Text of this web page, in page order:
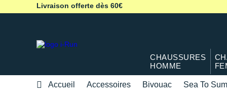
Livraison offerte dès 60€
CHAUSSURES
HOMME
Accueil Accessoires Bivouac Sea To